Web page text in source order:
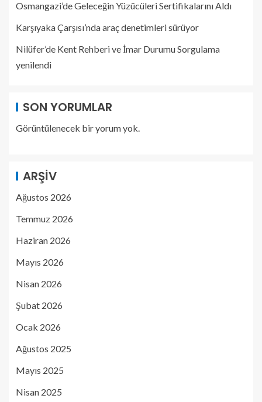
Osmangazi’de Geleceğin Yüzücüleri Sertifikalarını Aldı
Karşıyaka Çarşısı’nda araç denetimleri sürüyor
Nilüfer’de Kent Rehberi ve İmar Durumu Sorgulama
yenilendi
SON YORUMLAR
Görüntülenecek bir yorum yok.
ARŞIV
Ağustos 2026
Temmuz 2026
Haziran 2026
Mayıs 2026
Nisan 2026
Şubat 2026
Ocak 2026
Ağustos 2025
Mayıs 2025
Nisan 2025